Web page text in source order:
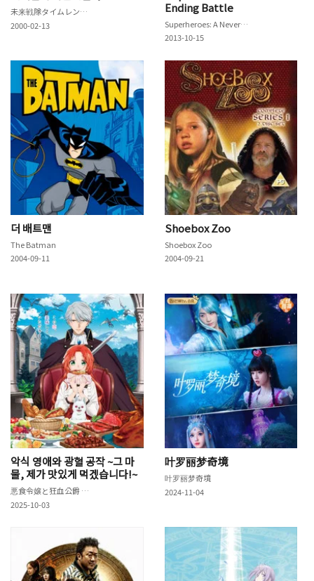
未来戦隊タイムレンジャー
2000-02-13
Ending Battle
Superheroes: A Never-Ending Battle
2013-10-15
더 배트맨
The Batman
2004-09-11
Shoebox Zoo
Shoebox Zoo
2004-09-21
악식 영애와 광혈 공작 ~그 마
물, 제가 맛있게 먹겠습니다!~
悪食令嬢と狂血公爵 ～その魔物、私が美味しくいただきます!～
2025-10-03
叶罗丽梦奇境
叶罗丽梦奇境
2024-11-04